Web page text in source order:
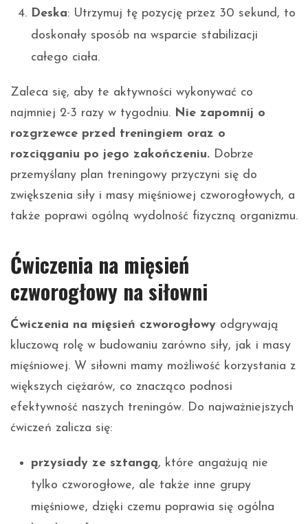
Deska: Utrzymuj tę pozycję przez 30 sekund, to
doskonały sposób na wsparcie stabilizacji
całego ciała.
Zaleca się, aby te aktywności wykonywać co
najmniej 2-3 razy w tygodniu. Nie zapomnij o
rozgrzewce przed treningiem oraz o
rozciąganiu po jego zakończeniu. Dobrze
przemyślany plan treningowy przyczyni się do
zwiększenia siły i masy mięśniowej czworogłowych, a
także poprawi ogólną wydolność fizyczną organizmu.
Ćwiczenia na mięsień
czworogłowy na siłowni
Ćwiczenia na mięsień czworogłowy odgrywają
kluczową rolę w budowaniu zarówno siły, jak i masy
mięśniowej. W siłowni mamy możliwość korzystania z
większych ciężarów, co znacząco podnosi
efektywność naszych treningów. Do najważniejszych
ćwiczeń zalicza się:
przysiady ze sztangą, które angażują nie
tylko czworogłowe, ale także inne grupy
mięśniowe, dzięki czemu poprawia się ogólna